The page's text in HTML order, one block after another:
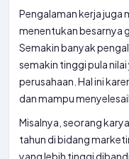
Pengalaman kerja
menentukan besarnya
Semakin banyak
semakin tinggi pula
perusahaan. Hal ini
dan mampu
Misalnya, seorang
tahun di bidang
yang lebih tinggi